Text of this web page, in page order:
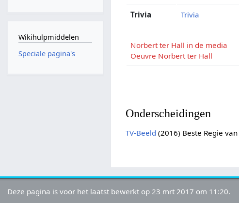
Trivia Trivia
Norbert ter Hall in de media
Oeuvre Norbert ter Hall
Onderscheidingen
TV-Beeld (2016) Beste Regie
Wikihulpmiddelen
Speciale pagina's
Deze pagina is voor het laatst bewerkt op 23 mrt 2017 om 11:20.